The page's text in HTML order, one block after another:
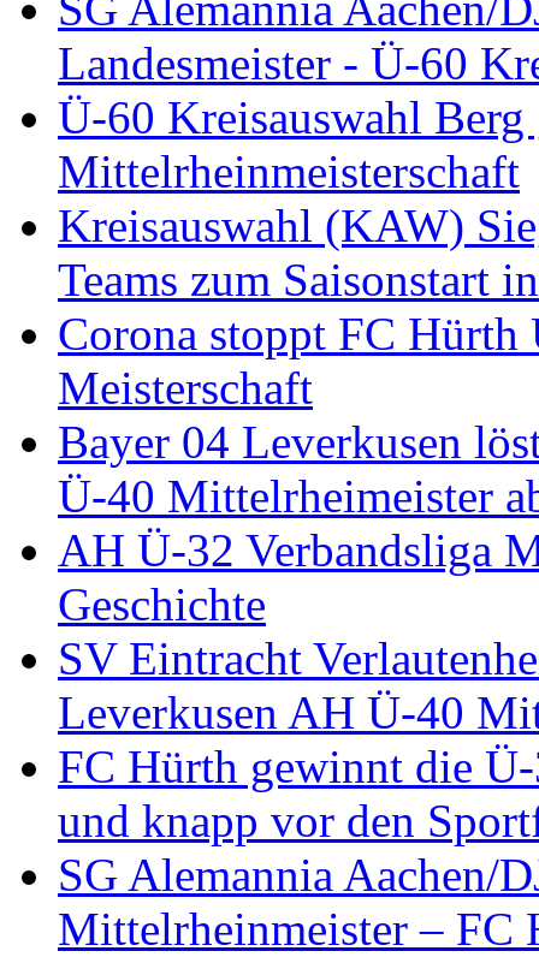
Landesmeister - Ü-60
Ü-60 Kreisauswahl
Mittelrheinmeisterschaft
Kreisauswahl (KAW)
Teams zum Saisonstart
Corona stoppt FC Hürth
Meisterschaft
Bayer 04 Leverkusen
Ü-40 Mittelrheimeister
AH Ü-32 Verbandsliga
Geschichte
SV Eintracht
Leverkusen AH Ü-40
FC Hürth gewinnt die
und knapp vor den
SG Alemannia Aachen/
Mittelrheinmeister – FC